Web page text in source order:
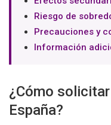
Riesgo de
Precauciones y
Información
¿Cómo
España?